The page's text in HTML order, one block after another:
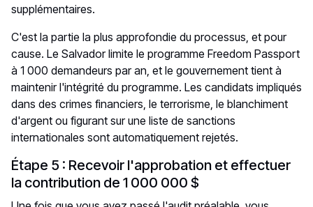
supplémentaires.
C'est la partie la plus approfondie du processus, et pour
cause. Le Salvador limite le programme Freedom Passport
à 1 000 demandeurs par an, et le gouvernement tient à
maintenir l'intégrité du programme. Les candidats impliqués
dans des crimes financiers, le terrorisme, le blanchiment
d'argent ou figurant sur une liste de sanctions
internationales sont automatiquement rejetés.
Étape 5 : Recevoir l'approbation et effectuer
la contribution de 1 000 000 $